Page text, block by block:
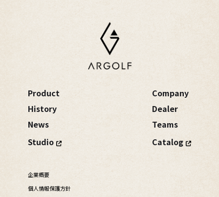
Product
History
News
Studio
Company
Dealer
Teams
Catalog
企業概要
個人情報保護方針